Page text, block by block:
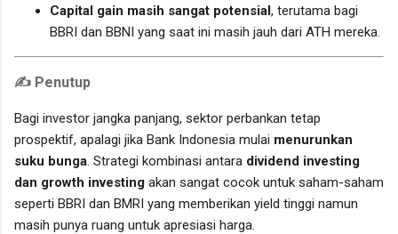
Capital gain masih sangat potensial, terutama bagi
BBRI dan BBNI yang saat ini masih jauh dari ATH mereka.
✍️ Penutup
Bagi investor jangka panjang, sektor perbankan tetap
prospektif, apalagi jika Bank Indonesia mulai menurunkan
suku bunga. Strategi kombinasi antara dividend investing
dan growth investing akan sangat cocok untuk saham-saham
seperti BBRI dan BMRI yang memberikan yield tinggi namun
masih punya ruang untuk apresiasi harga.